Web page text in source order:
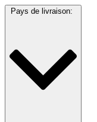
Pays de livraison: